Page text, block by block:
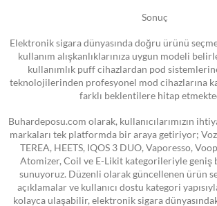
Sonuç
Elektronik sigara dünyasında doğru ürünü
kullanım alışkanlıklarınıza uygun modeli
kullanımlık puff cihazlardan pod
teknolojilerinden profesyonel mod cihazlarına
farklı beklentilere hitap
Buhardeposu.com olarak, kullanıcılarımızın
markaları tek platformda bir araya getiriyor;
TEREA, HEETS, IQOS 3 DUO, Vaporesso,
Atomizer, Coil ve E-Likit kategorileriyle geniş
sunuyoruz. Düzenli olarak güncellenen ürün
açıklamalar ve kullanıcı dostu kategori
kolayca ulaşabilir, elektronik sigara